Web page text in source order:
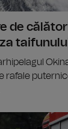
de
rafale